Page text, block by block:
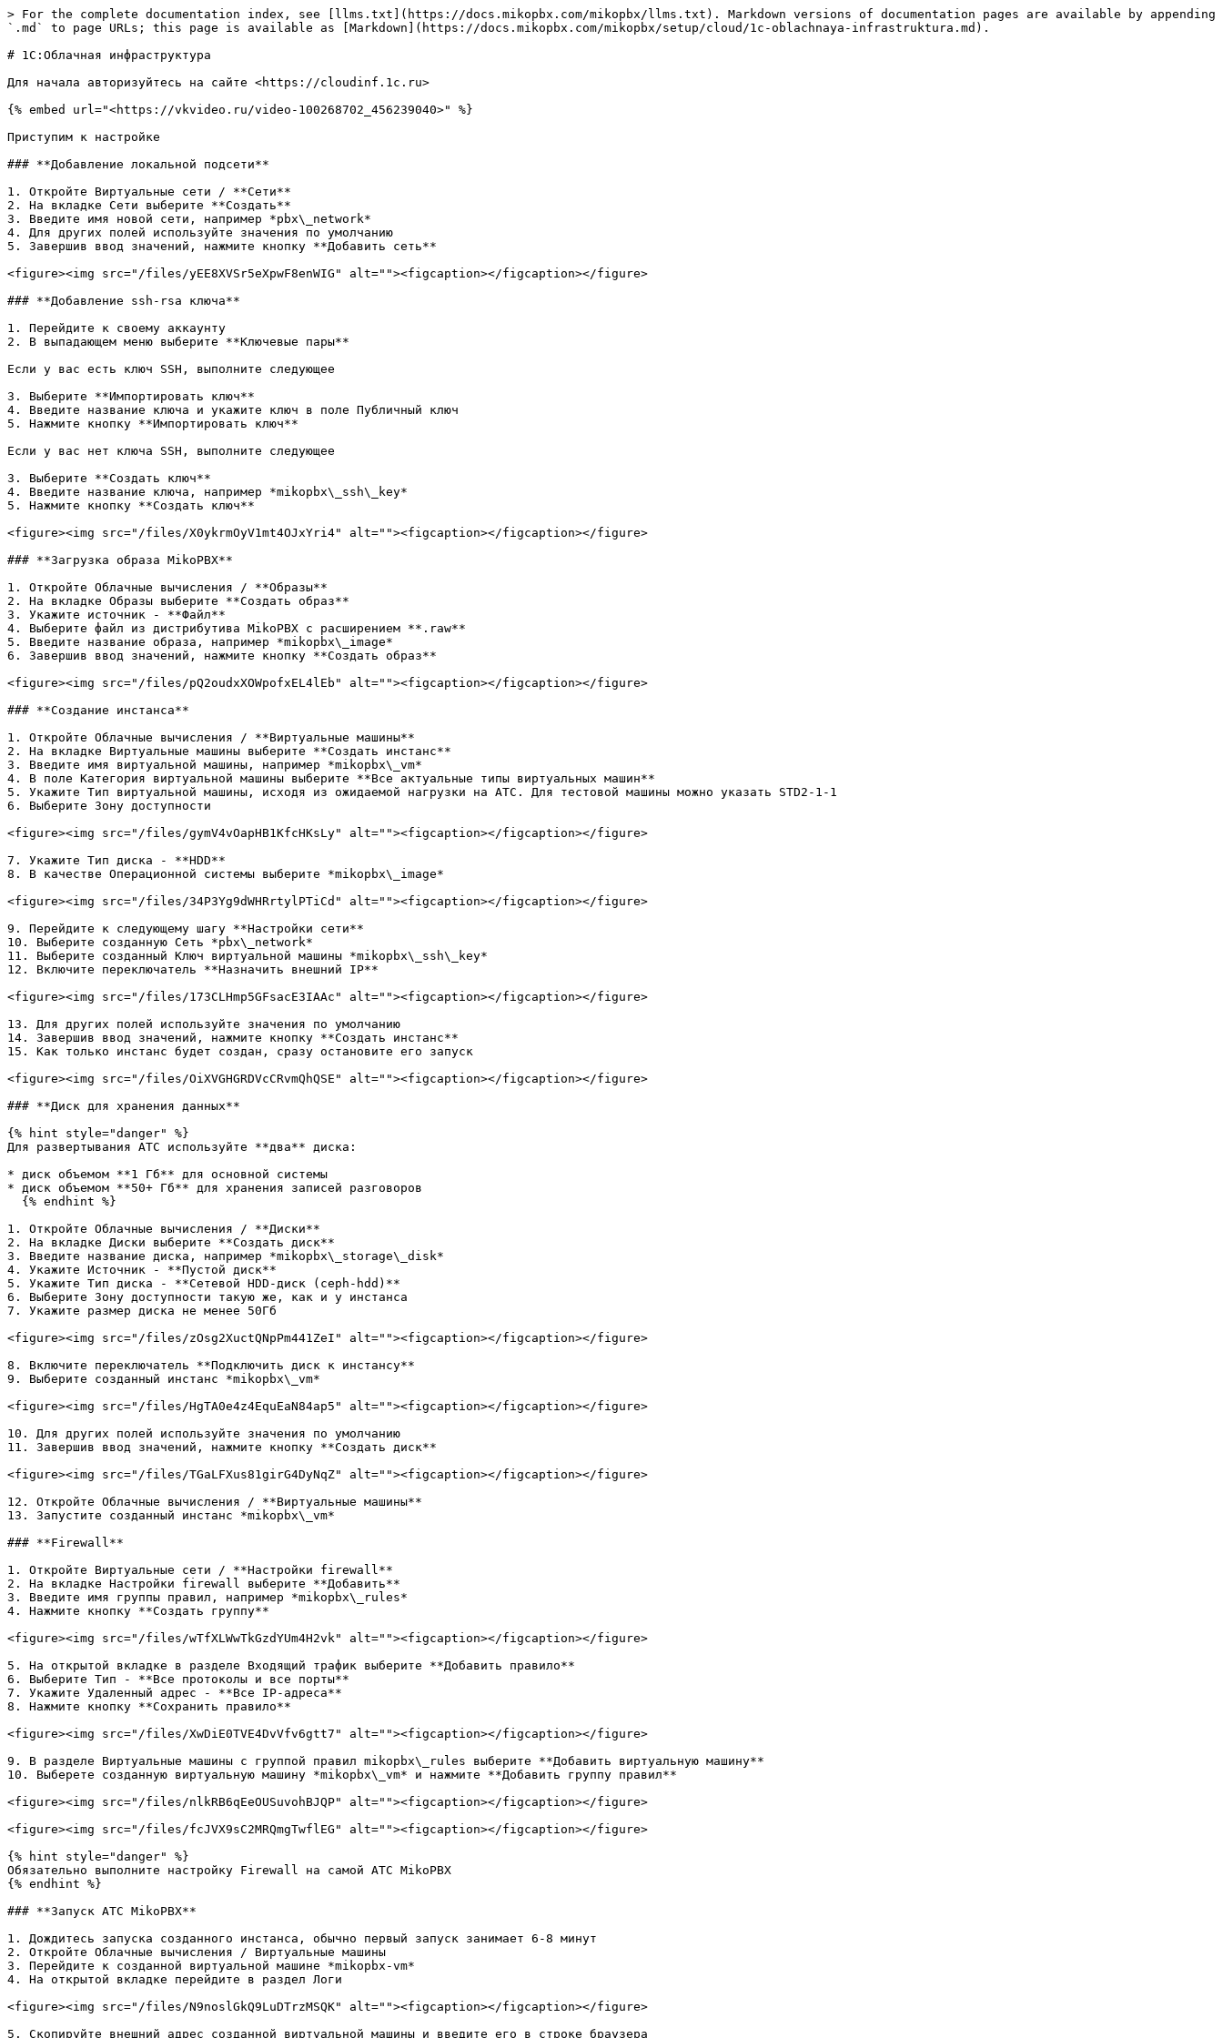
> For the complete documentation index, see [llms.txt](https://docs.mikopbx.com/mikopbx/llms.txt). Markdown versions of documentation pages are available by appending
`.md` to page URLs; this page is available as [Markdown](https://docs.mikopbx.com/mikopbx/setup/cloud/1c-oblachnaya-infrastruktura.md).
# 1С:Облачная инфраструктура
Для начала авторизуйтесь на сайте <https://cloudinf.1c.ru>
{% embed url="<https://vkvideo.ru/video-100268702_456239040>" %}
Приступим к настройке
### **Добавление локальной подсети**
1. Откройте Виртуальные сети / **Сети**
2. На вкладке Сети выберите **Создать**
3. Введите имя новой сети, например *pbx\_network*
4. Для других полей используйте значения по умолчанию
5. Завершив ввод значений, нажмите кнопку **Добавить сеть**
<figure><img src="/files/yEE8XVSr5eXpwF8enWIG" alt=""><figcaption></figcaption></figure>
### **Добавление ssh-rsa ключа**
1. Перейдите к своему аккаунту
2. В выпадающем меню выберите **Ключевые пары**
Если у вас есть ключ SSH, выполните следующее
3. Выберите **Импортировать ключ**
4. Введите название ключа и укажите ключ в поле Публичный ключ
5. Нажмите кнопку **Импортировать ключ**
Если у вас нет ключа SSH, выполните следующее
3. Выберите **Создать ключ**
4. Введите название ключа, например *mikopbx\_ssh\_key*
5. Нажмите кнопку **Создать ключ**
<figure><img src="/files/X0ykrmOyV1mt4OJxYri4" alt=""><figcaption></figcaption></figure>
### **Загрузка образа MikoPBX**
1. Откройте Облачные вычисления / **Образы**
2. На вкладке Образы выберите **Создать образ**
3. Укажите источник - **Файл**
4. Выберите файл из дистрибутива MikoPBX с расширением **.raw**
5. Введите название образа, например *mikopbx\_image*
6. Завершив ввод значений, нажмите кнопку **Создать образ**
<figure><img src="/files/pQ2oudxXOWpofxEL4lEb" alt=""><figcaption></figcaption></figure>
### **Создание инстанса**
1. Откройте Облачные вычисления / **Виртуальные машины**
2. На вкладке Виртуальные машины выберите **Создать инстанс**
3. Введите имя виртуальной машины, например *mikopbx\_vm*
4. В поле Категория виртуальной машины выберите **Все актуальные типы виртуальных машин**
5. Укажите Тип виртуальной машины, исходя из ожидаемой нагрузки на АТС. Для тестовой машины можно указать STD2-1-1
6. Выберите Зону доступности
<figure><img src="/files/gymV4vOapHB1KfcHKsLy" alt=""><figcaption></figcaption></figure>
7. Укажите Тип диска - **HDD**
8. В качестве Операционной системы выберите *mikopbx\_image*
<figure><img src="/files/34P3Yg9dWHRrtylPTiCd" alt=""><figcaption></figcaption></figure>
9. Перейдите к следующему шагу **Настройки сети**
10. Выберите созданную Сеть *pbx\_network*
11. Выберите созданный Ключ виртуальной машины *mikopbx\_ssh\_key*
12. Включите переключатель **Назначить внешний IP**
<figure><img src="/files/173CLHmp5GFsacE3IAAc" alt=""><figcaption></figcaption></figure>
13. Для других полей используйте значения по умолчанию
14. Завершив ввод значений, нажмите кнопку **Создать инстанс**
15. Как только инстанс будет создан, сразу остановите его запуск
<figure><img src="/files/OiXVGHGRDVcCRvmQhQSE" alt=""><figcaption></figcaption></figure>
### **Диск для хранения данных**
{% hint style="danger" %}
Для развертывания АТС используйте **два** диска:
* диск объемом **1 Гб** для основной системы
* диск объемом **50+ Гб** для хранения записей разговоров
1. Откройте Облачные вычисления / **Диски**
2. На вкладке Диски выберите **Создать диск**
3. Введите название диска, например *mikopbx\_storage\_disk*
4. Укажите Источник - **Пустой диск**
5. Укажите Тип диска - **Сетевой HDD-диск (ceph-hdd)**
6. Выберите Зону доступности такую же, как и у инстанса
7. Укажите размер диска не менее 50Гб
<figure><img src="/files/zOsg2XuctQNpPm441ZeI" alt=""><figcaption></figcaption></figure>
8. Включите переключатель **Подключить диск к инстансу**
9. Выберите созданный инстанс *mikopbx\_vm*
<figure><img src="/files/HgTA0e4z4EquEaN84ap5" alt=""><figcaption></figcaption></figure>
10. Для других полей используйте значения по умолчанию
11. Завершив ввод значений, нажмите кнопку **Создать диск**
<figure><img src="/files/TGaLFXus81girG4DyNqZ" alt=""><figcaption></figcaption></figure>
12. Откройте Облачные вычисления / **Виртуальные машины**
13. Запустите созданный инстанс *mikopbx\_vm*
### **Firewall**
1. Откройте Виртуальные сети / **Настройки firewall**
2. На вкладке Настройки firewall выберите **Добавить**
3. Введите имя группы правил, например *mikopbx\_rules*
4. Нажмите кнопку **Создать группу**
<figure><img src="/files/wTfXLWwTkGzdYUm4H2vk" alt=""><figcaption></figcaption></figure>
5. На открытой вкладке в разделе Входящий трафик выберите **Добавить правило**
6. Выберите Тип - **Все протоколы и все порты**
7. Укажите Удаленный адрес - **Все IP-адреса**
8. Нажмите кнопку **Сохранить правило**
<figure><img src="/files/XwDiE0TVE4DvVfv6gtt7" alt=""><figcaption></figcaption></figure>
9. В разделе Виртуальные машины с группой правил mikopbx\_rules выберите **Добавить виртуальную машину**
10. Выберете созданную виртуальную машину *mikopbx\_vm* и нажмите **Добавить группу правил**
<figure><img src="/files/nlkRB6qEeOUSuvohBJQP" alt=""><figcaption></figcaption></figure>
<figure><img src="/files/fcJVX9sC2MRQmgTwflEG" alt=""><figcaption></figcaption></figure>
{% hint style="danger" %}
Обязательно выполните настройку Firewall на самой АТС MikoPBX
{% endhint %}
### **Запуск АТС MikoPBX**
1. Дождитесь запуска созданного инстанса, обычно первый запуск занимает 6-8 минут
2. Откройте Облачные вычисления / Виртуальные машины
3. Перейдите к созданной виртуальной машине *mikopbx-vm*
4. На открытой вкладке перейдите в раздел Логи
<figure><img src="/files/N9noslGkQ9LuDTrzMSQK" alt=""><figcaption></figcaption></figure>
5. Скопируйте внешний адрес созданной виртуальной машины и введите его в строке браузера